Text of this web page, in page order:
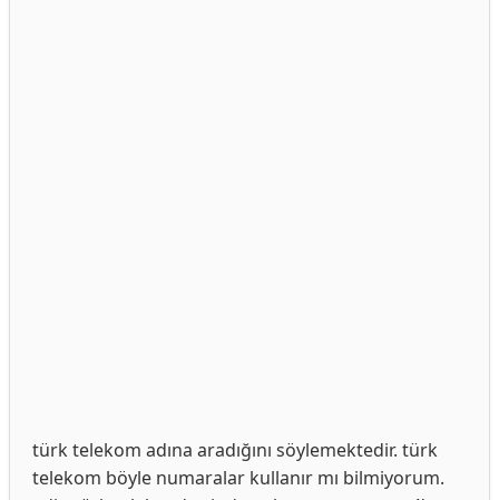
türk telekom adına aradığını söylemektedir. türk
telekom böyle numaralar kullanır mı bilmiyorum.